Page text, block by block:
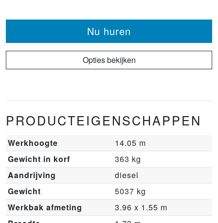
Nu huren
Opties bekijken
PRODUCTEIGENSCHAPPEN
Werkhoogte
14.05 m
Gewicht in korf
363 kg
Aandrijving
diesel
Gewicht
5037 kg
Werkbak afmeting
3.96 x 1.55 m